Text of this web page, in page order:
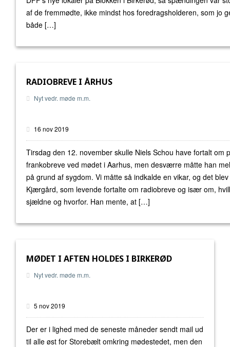
af de fremmødte, ikke mindst hos foredragsholderen, som jo
både […]
RADIOBREVE I ÅRHUS
Nyt vedr. møde m.m.
16 nov 2019
Tirsdag den 12. november skulle Niels Schou have fortalt om
frankobreve ved mødet i Aarhus, men desværre måtte han
på grund af sygdom. Vi måtte så indkalde en vikar, og det
Kjærgård, som levende fortalte om radiobreve og især om,
sjældne og hvorfor. Han mente, at […]
MØDET I AFTEN HOLDES I BIRKERØD
Nyt vedr. møde m.m.
5 nov 2019
Der er i lighed med de seneste måneder sendt mail ud
til alle øst for Storebælt omkring mødestedet, men den